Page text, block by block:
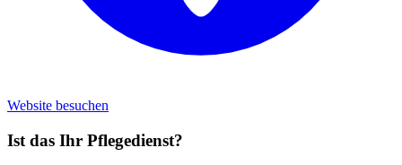
Website besuchen
Ist das Ihr Pflegedienst?